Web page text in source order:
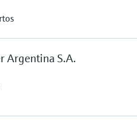
Argentina S.A.